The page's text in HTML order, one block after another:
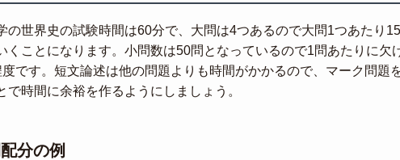
の世界史の試験時間は60分で、大問は4つあるので大問1つあたり
くことになります。小問数は50問となっているので1問あたりに欠
です。短文論述は他の問題よりも時間がかかるので、マーク問題
で時間に余裕を作るようにしましょう。
分の例